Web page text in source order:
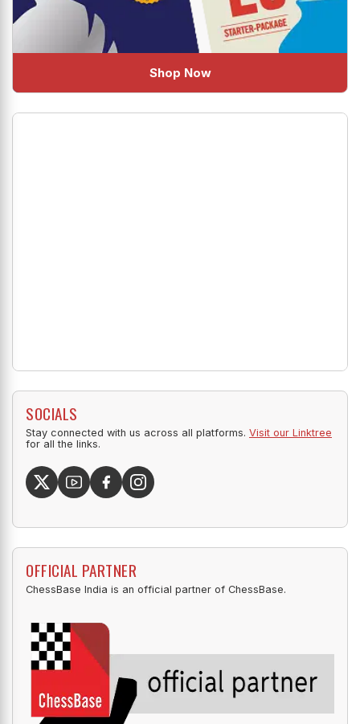
Shop Now
SOCIALS
Stay connected with us across all platforms. Visit our Linktree
for all the links.
OFFICIAL PARTNER
ChessBase India is an official partner of ChessBase.